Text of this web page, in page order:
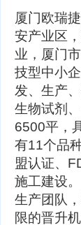
厦门欧瑞
安产业区
业，厦门
技型中小
发、生产
生物试剂
6500平，
有11个品
盟认证、
施工建设
生产团队
限的晋升